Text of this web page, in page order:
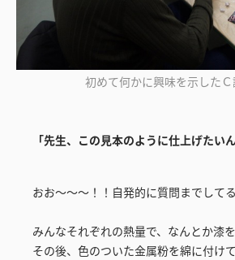
初めて何かに興味を示したＣ
「先生、この見本のように仕上げたい
おお～～～！！自発的に質問までして
みんなそれぞれの熱量で、なんとか漆
その後、色のついた金属粉を綿に付け